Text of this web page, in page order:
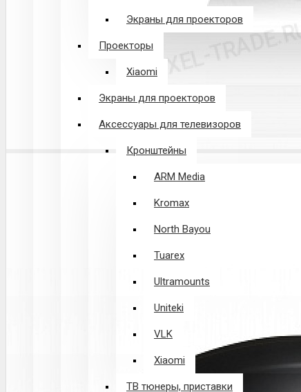
Экраны для проекторов
Проекторы
Xiaomi
Экраны для проекторов
Аксессуары для телевизоров
Кронштейны
ARM Media
Kromax
North Bayou
Tuarex
Ultramounts
Uniteki
VLK
Xiaomi
ТВ тюнеры, приставки